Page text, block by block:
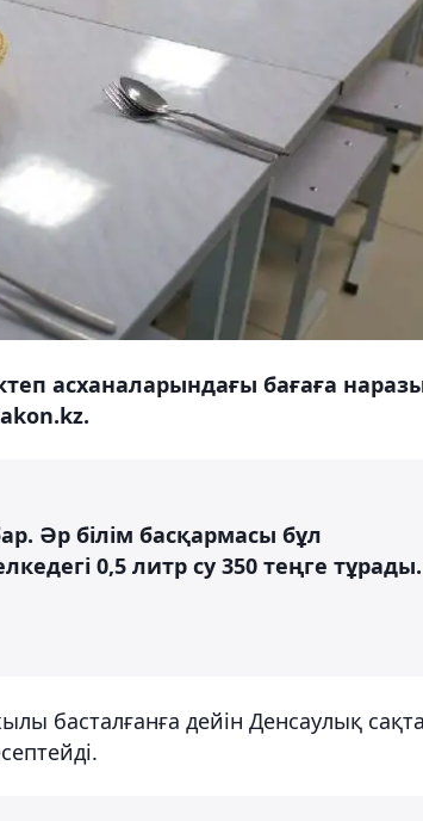
асханаларындағы бағаға
Әр білім басқармасы бұл
0,5 литр су 350 теңге тұрады.
басталғанға дейін Денсаулық